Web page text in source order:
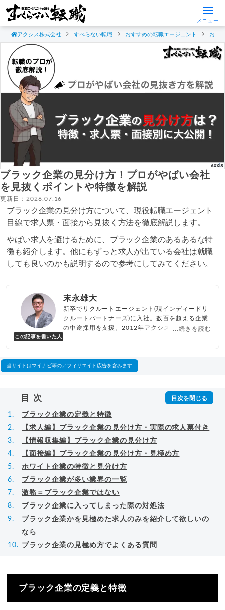
メニュー
アクシス株式会社 すべらない転職 おすすめの転職エージェント おす
ブラック企業の見分け方！プロがやばい会社
を見抜くポイントや特徴を解説
更新日：2026.07.16
ブラック企業の見分け方について、現役転職エージェント
目線で求人票・面接から見抜く方法を徹底解説します。
やばい求人を避けるために、ブラック企業のあるあるな特
徴も紹介します。他にもずっと求人が出ている会社は就職
しても良いのかも説明するので参考にしてみてください。
この記事を書いた人
末永雄大
新卒でリクルートエージェント(現インディードリ
クルートパートナーズ)に入社。数百を超える企業
の中途採用を支援。2012年アクシス(株)設立、代
べらない転職エージェント
...続きを読む
当サイトはマイナビ等のアフィリエイト広告を含みます
目次
ブラック企業の定義と特徴
【求人編】ブラック企業の見分け方・実際の求人票付き
【情報収集編】ブラック企業の見分け方
【面接編】ブラック企業の見分け方・見極め方
ホワイト企業の特徴と見分け方
ブラック企業が多い業界の一覧
激務＝ブラック企業ではない
ブラック企業に入ってしまった際の対処法
ブラック企業かを見極めた求人のみを紹介して欲しいの
なら
ブラック企業の見極め方でよくある質問
ブラック企業の定義と特徴